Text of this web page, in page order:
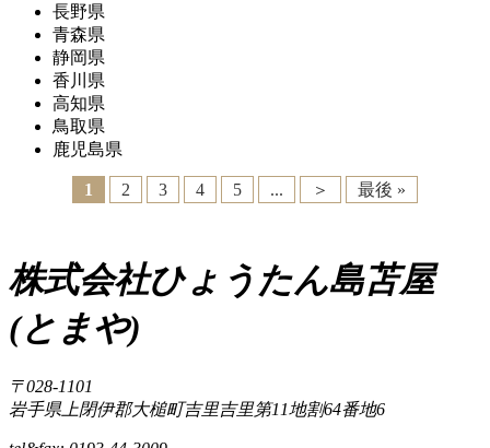
長野県
青森県
静岡県
香川県
高知県
鳥取県
鹿児島県
1 2 3 4 5 ... ＞ 最後 »
株式会社ひょうたん島苫屋
(とまや)
〒028-1101
岩手県上閉伊郡大槌町吉里吉里第11地割64番地6